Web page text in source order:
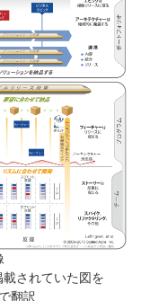
載されていた図を
翻訳